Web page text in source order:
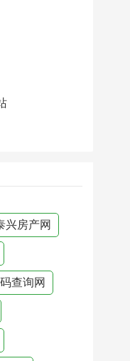
兴房产网
查询网